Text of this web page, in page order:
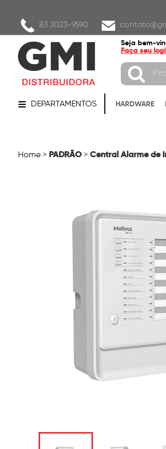
83 3023-9590
Seja bem-
Faça seu
DEPARTAMENTOS HARDWARE
Home > PADRÃO > Central Alarme de